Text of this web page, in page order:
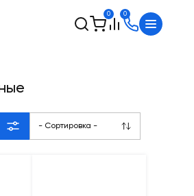
0 0
- Сортировка -